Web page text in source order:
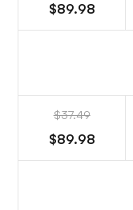
$89.98
$37.49
$89.98